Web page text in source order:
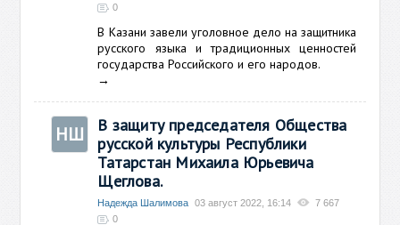
0
В Казани завели уголовное дело на защитника
русского языка и традиционных ценностей
государства Российского и его народов.
→
НШ
В защиту председателя Общества
русской культуры Республики
Татарстан Михаила Юрьевича
Щеглова.
Надежда Шалимова 03 август 2022, 16:14
7 667
0